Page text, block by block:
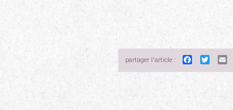
partager l'article : Facebook